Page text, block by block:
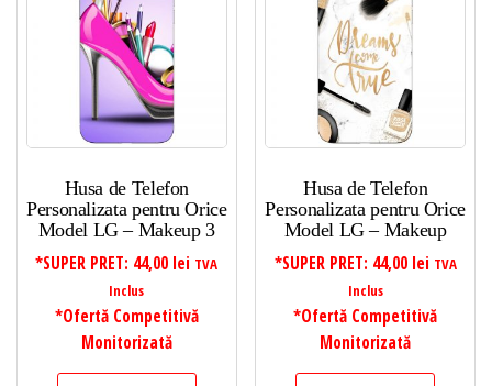
Husa de Telefon
Personalizata pentru Orice
Model LG – Makeup 3
*SUPER PRET: 44,00 lei TVA
Inclus
*Ofertă Competitivă
Monitorizată
Husa de Telefon
Personalizata pentru Orice
Model LG – Makeup
*SUPER PRET: 44,00 lei TVA
Inclus
*Ofertă Competitivă
Monitorizată